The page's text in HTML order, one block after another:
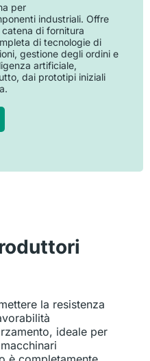
per
industriali. Offre
di fornitura
di tecnologie di
gestione degli ordini e
artificiale,
dai prototipi iniziali
la resistenza
ideale per